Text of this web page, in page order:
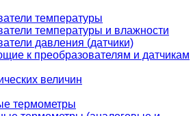
температуры
температуры и влажности
давления (датчики)
к преобразователям и датчикам
величин
термометры